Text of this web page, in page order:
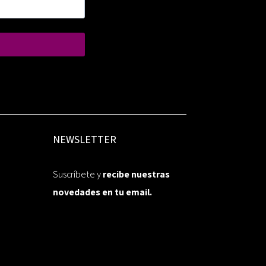
NEWSLETTER
Suscríbete yrecibe nuestras
novedades en tu email.